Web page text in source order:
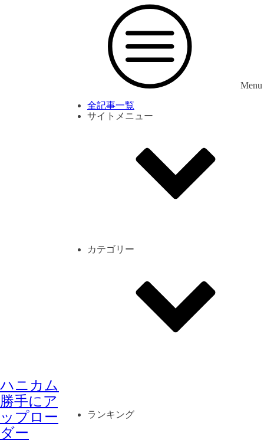
ハニカム
勝手にア
ップロー
ダー
Menu
全記事一覧
サイトメニュー
カテゴリー
ランキング